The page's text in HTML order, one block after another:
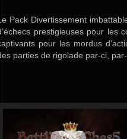
Pack Divertissement
prestigieuses pour les
pour les mordus
parties de rigolade par-ci,